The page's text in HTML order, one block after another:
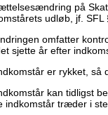
på
udløb, jf. SFL
omfatter
sjette år efter
er rykket,
kan tidligst
indkomstår træder i